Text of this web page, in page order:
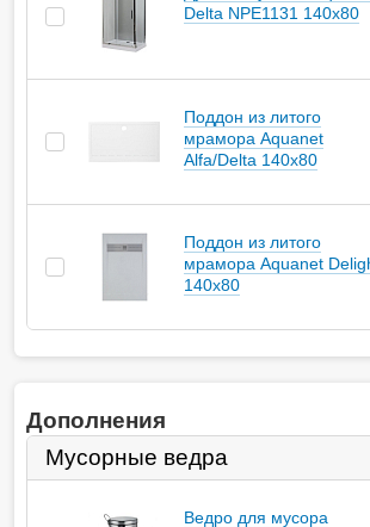
Delta NPE1131 140x80
Поддон из литого
мрамора Aquanet
Alfa/Delta 140х80
Поддон из литого
мрамора Aquanet
140x80
Дополнения
Мусорные ведра
Ведро для мусора